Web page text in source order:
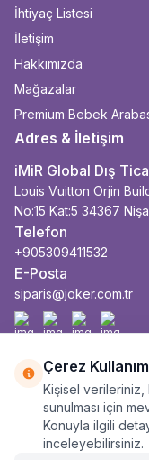
İhtiyaç Listesi
İletişim
Hakkımızda
Mağazalar
Premium Bebek
Adres & İletişim
iMiR Global Dış
Louis Vuitton Orjin
No:15 Kat:5 34367
Telefon
+905309411532
E-Posta
siparis@joker.com.tr
Facebook
İnstagram
Youtube
Çerez
Kişisel
sunulması için
Konuyla ilgili
inceleyebilirsiniz.